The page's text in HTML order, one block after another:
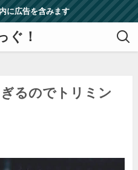
に広告を含みます
ぐ！
るのでトリミン